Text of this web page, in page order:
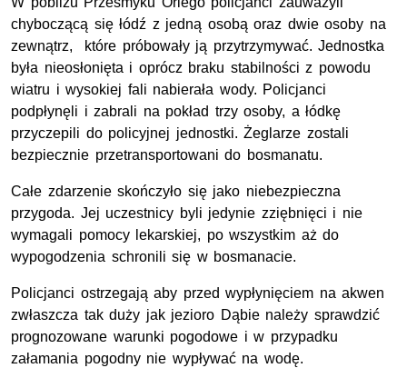
chyboczącą się łódź z jedną osobą oraz dwie osoby na
zewnątrz, które próbowały ją przytrzymywać. Jednostka
była nieosłonięta i oprócz braku stabilności z powodu
wiatru i wysokiej fali nabierała wody. Policjanci
podpłynęli i zabrali na pokład trzy osoby, a łódkę
przyczepili do policyjnej jednostki. Żeglarze zostali
bezpiecznie przetransportowani do bosmanatu.
Całe zdarzenie skończyło się jako niebezpieczna
przygoda. Jej uczestnicy byli jedynie zziębnięci i nie
wymagali pomocy lekarskiej, po wszystkim aż do
wypogodzenia schronili się w bosmanacie.
Policjanci ostrzegają aby przed wypłynięciem na akwen
zwłaszcza tak duży jak jezioro Dąbie należy sprawdzić
prognozowane warunki pogodowe i w przypadku
załamania pogodny nie wypływać na wodę.